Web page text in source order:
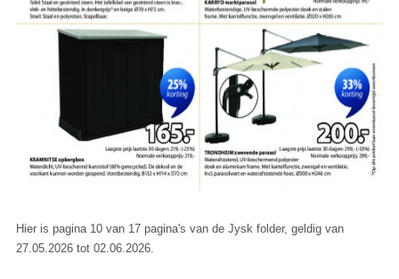
Hier is pagina 10 van 17 pagina's van de Jysk folder, geldig van
27.05.2026 tot 02.06.2026.